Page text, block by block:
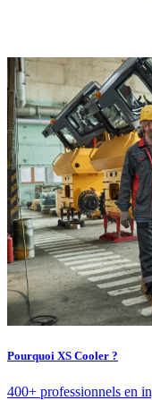
Pourquoi XS Cooler ?
400+ professionnels en